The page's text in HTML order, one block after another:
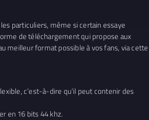
particuliers, même si certain essaye
de téléchargement qui propose aux
meilleur format possible à vos fans, via cette
c’est-à-dire qu’il peut contenir des
en 16 bits 44 khz.